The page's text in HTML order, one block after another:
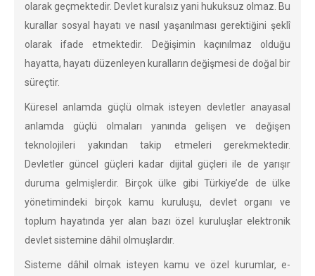
olarak geçmektedir. Devlet kuralsız yani hukuksuz olmaz. Bu
kurallar sosyal hayatı ve nasıl yaşanılması gerektiğini şeklî
olarak ifade etmektedir. Değişimin kaçınılmaz olduğu
hayatta, hayatı düzenleyen kuralların değişmesi de doğal bir
süreçtir.
Küresel anlamda güçlü olmak isteyen devletler anayasal
anlamda güçlü olmaları yanında gelişen ve değişen
teknolojileri yakından takip etmeleri gerekmektedir.
Devletler güncel güçleri kadar dijital güçleri ile de yarışır
duruma gelmişlerdir. Birçok ülke gibi Türkiye’de de ülke
yönetimindeki birçok kamu kuruluşu, devlet organı ve
toplum hayatında yer alan bazı özel kuruluşlar elektronik
devlet sistemine dâhil olmuşlardır.
Sisteme dâhil olmak isteyen kamu ve özel kurumlar, e-